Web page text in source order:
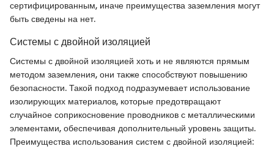
сертифицированным, иначе преимущества заземления могут
быть сведены на нет.
Системы с двойной изоляцией
Системы с двойной изоляцией хоть и не являются прямым
методом заземления, они также способствуют повышению
безопасности. Такой подход подразумевает использование
изолирующих материалов, которые предотвращают
случайное соприкосновение проводников с металлическими
элементами, обеспечивая дополнительный уровень защиты.
Преимущества использования систем с двойной изоляцией: